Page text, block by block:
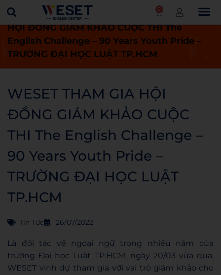
0
Trang chủ Tin tức
WESET THAM GIA
HỘI ĐỒNG GIÁM KHẢO CUỘC THI The
English Challenge – 90 Years Youth Pride –
TRƯỜNG ĐẠI HỌC LUẬT TP.HCM
WESET THAM GIA HỘI
ĐỒNG GIÁM KHẢO CUỘC
THI The English Challenge –
90 Years Youth Pride –
TRƯỜNG ĐẠI HỌC LUẬT
TP.HCM
Tin Tức 26/07/2022
Là đối tác về ngoại ngữ trong nhiều năm của
trường Đại học Luật TP.HCM, ngày 20/03 vừa qua,
WESET vinh dự tham gia với vai trò giám khảo cho